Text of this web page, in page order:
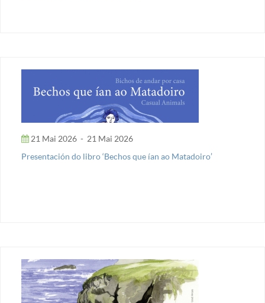
21 Mai 2026 - 21 Mai 2026
Presentación do libro ‘Bechos que ían ao Matadoiro’